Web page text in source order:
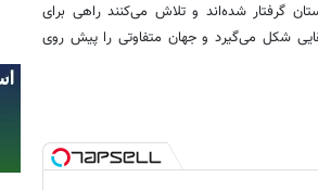
گرفتار شده‌اند و تلاش می‌کنند راهی برای
شکل می‌گیرد و جهان متفاوتی را پیش روی